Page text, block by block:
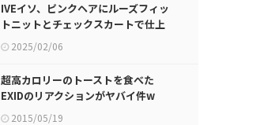
IVEイソ、ピンクヘアにルーズフィッ
トニットとチェックスカートで仕上
げたY2Kスタイル
2025/02/06
超高カロリーのトーストを食べた
EXIDのリアクションがヤバイ件w
2015/05/19